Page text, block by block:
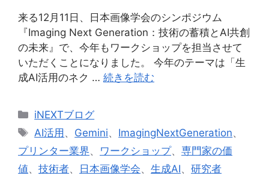
来る12月11日、日本画像学会のシンポジウム
『Imaging Next Generation：技術の蓄積とAI共創
の未来』で、今年もワークショップを担当させて
いただくことになりました。 今年のテーマは「生
成AI活用のネク … 続きを読む
カ
テ
リ
ー
iNEXTブログ
タ
グ
AI活用 、 Gemini、 ImagingNextGeneration、
プリンター業界、 ワークショップ、 専門家の価
値、 技術者、 日本画像学会、 生成AI、 研究者